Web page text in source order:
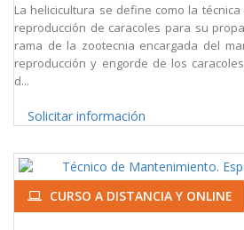
La helicicultura se define como la
reproducción de caracoles para su
rama de la zootecnia encargada del
reproducción y engorde de los
d...
Solicitar información
CURSO A DISTANCIA Y ONLINE